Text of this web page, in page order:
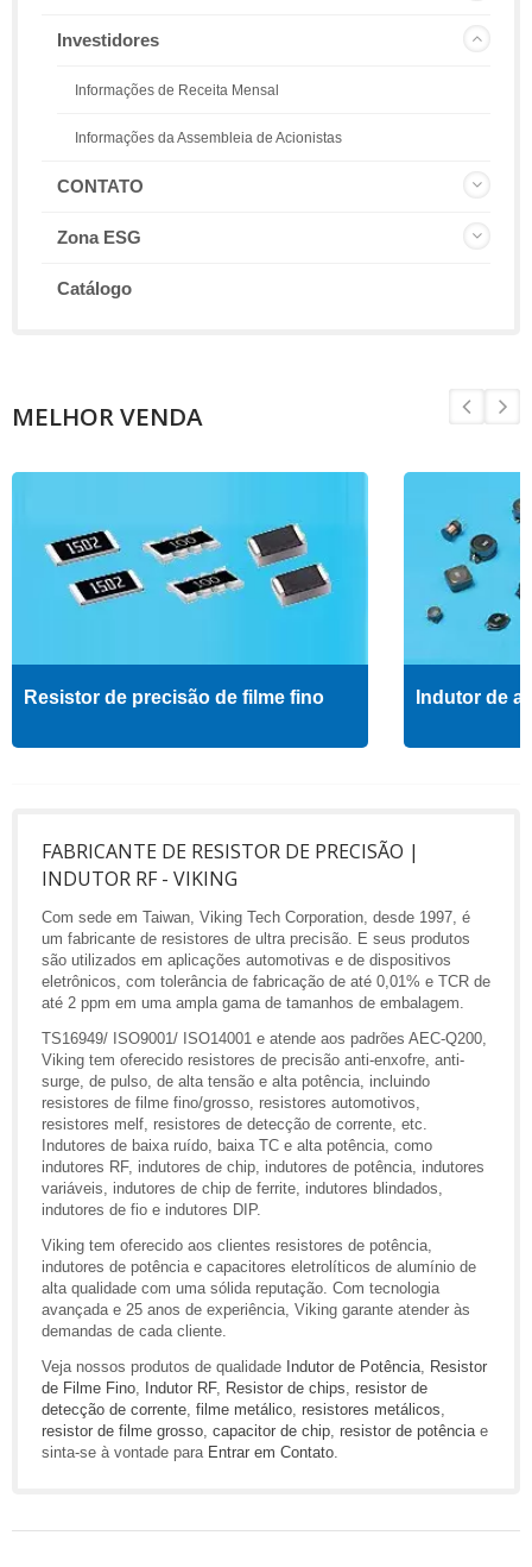
Investidores
Informações de Receita Mensal
Informações da Assembleia de Acionistas
CONTATO
Zona ESG
Catálogo
MELHOR VENDA
Resistor de precisão de filme fino Indutor de
FABRICANTE DE RESISTOR DE PRECISÃO |
INDUTOR RF - VIKING
Com sede em Taiwan, Viking Tech Corporation, desde 1997, é
um fabricante de resistores de ultra precisão. E seus produtos
são utilizados em aplicações automotivas e de dispositivos
eletrônicos, com tolerância de fabricação de até 0,01% e TCR de
até 2 ppm em uma ampla gama de tamanhos de embalagem.
TS16949/ ISO9001/ ISO14001 e atende aos padrões AEC-Q200,
Viking tem oferecido resistores de precisão anti-enxofre, anti-
surge, de pulso, de alta tensão e alta potência, incluindo
resistores de filme fino/grosso, resistores automotivos,
resistores melf, resistores de detecção de corrente, etc.
Indutores de baixa ruído, baixa TC e alta potência, como
indutores RF, indutores de chip, indutores de potência, indutores
variáveis, indutores de chip de ferrite, indutores blindados,
indutores de fio e indutores DIP.
Viking tem oferecido aos clientes resistores de potência,
indutores de potência e capacitores eletrolíticos de alumínio de
alta qualidade com uma sólida reputação. Com tecnologia
avançada e 25 anos de experiência, Viking garante atender às
demandas de cada cliente.
Veja nossos produtos de qualidade Indutor de Potência
Resistor
de Filme Fino
Indutor RF, Resistor de chips resistor de
detecção de corrente filme metálico resistores metálicos
resistor de filme grosso capacitor de chip resistor de potência e
sinta-se à vontade para Entrar em Contato